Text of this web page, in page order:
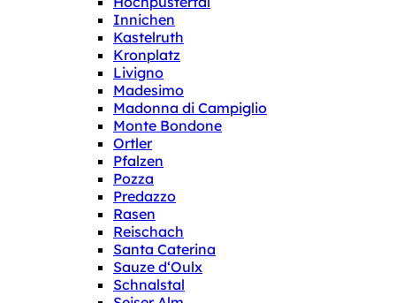
Innichen
Kastelruth
Kronplatz
Livigno
Madesimo
Madonna di Campiglio
Monte Bondone
Ortler
Pfalzen
Pozza
Predazzo
Rasen
Reischach
Santa Caterina
Sauze d‘Oulx
Schnalstal